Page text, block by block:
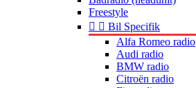
Freestyle
  Bil Specifik
Alfa Romeo radio
Audi radio
BMW radio
Citroën radio